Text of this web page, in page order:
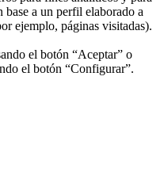
base a un perfil elaborado a
ejemplo, páginas visitadas).
el botón “Aceptar” o
el botón “Configurar”.